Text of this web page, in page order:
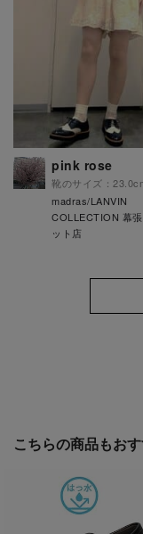
pink rose
靴のサイズ：
madras/LANVIN
COLLECTION 幕
ット店
こちらの商品もお